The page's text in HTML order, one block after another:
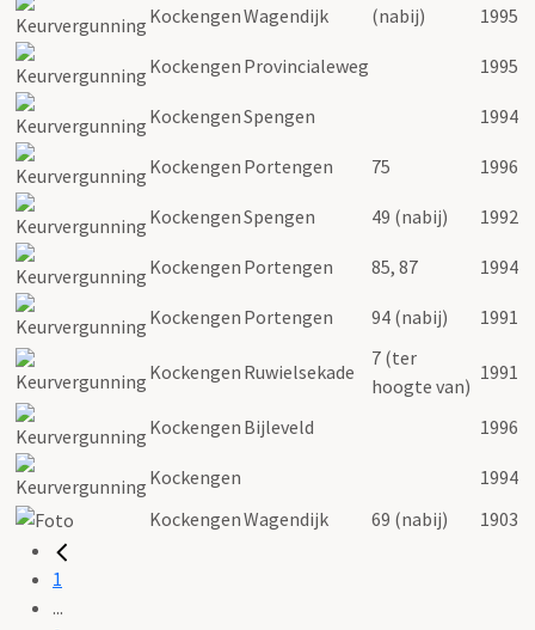
KockengenWagendijk (nabij) 1995
Kockengen Provincialeweg 1995
KockengenSpengen 1994
Kockengen Portengen 75 1996
KockengenSpengen 49 (nabij) 1992
Kockengen Portengen 85, 87 1994
Kockengen Portengen 94 (nabij) 1991
Kockengen Ruwielsekade
7 (ter
hoogte van)
1991
Kockengen Bijleveld 1996
Kockengen
1994
KockengenWagendijk 69 (nabij) 1903
1
...